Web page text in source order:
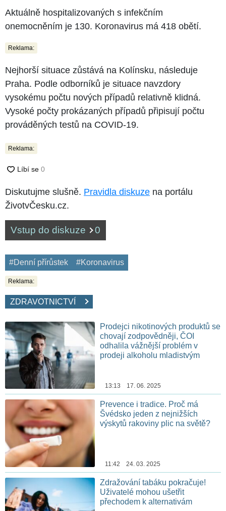
Aktuálně hospitalizovaných s infekčním
onemocněním je 130. Koronavirus má 418 obětí.
Reklama:
Nejhorší situace zůstává na Kolínsku, následuje
Praha. Podle odborníků je situace navzdory
vysokému počtu nových případů relativně klidná.
Vysoké počty prokázaných případů připisují počtu
prováděných testů na COVID-19.
Reklama:
Diskutujme slušně. Pravidla diskuze na portálu
ŽivotvČesku.cz.
Vstup do diskuze 0
#Denní přírůstek #Koronavirus
Reklama:
ZDRAVOTNICTVÍ
Prodejci nikotinových produktů se
chovají zodpovědněji, ČOI
odhalila vážnější problém v
prodeji alkoholu mladistvým
13:13 17. 06. 2025
Prevence i tradice. Proč má
Švédsko jeden z nejnižších
výskytů rakoviny plic na světě?
11:42 24. 03. 2025
Zdražování tabáku pokračuje!
Uživatelé mohou ušetřit
přechodem k alternativám